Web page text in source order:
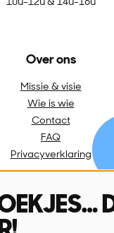
Over ons
Missie & visie
Wie is wie
Contact
FAQ
Privacyverklaring
Volg ons